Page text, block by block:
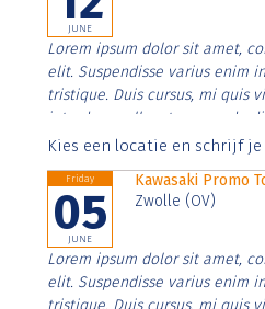
JUNE
Lorem ipsum dolor sit amet,
elit. Suspendisse varius enim
tristique. Duis cursus, mi quis
interdum nulla, ut commodo
Aenean faucibus nibh et justo
Kies een locatie en schrijf
Friday
05
JUNE
Kawasaki Promo
Zwolle (OV)
Lorem ipsum dolor sit amet,
elit. Suspendisse varius enim
tristique. Duis cursus, mi quis